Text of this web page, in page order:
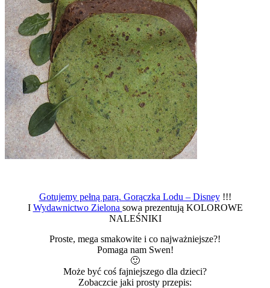
Gotujemy pełną parą. Gorączka Lodu – Disney!!!
I Wydawnictwo Zielona sowa prezentują KOLOROWE
NALEŚNIKI
Proste, mega smakowite i co najważniejsze?!
Pomaga nam Swen!
🙂
Może być coś fajniejszego dla dzieci?
Zobaczcie jaki prosty przepis: